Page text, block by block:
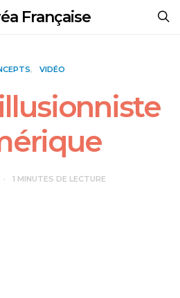
Française
VIDÉO
1 MINUTES DE LECTURE